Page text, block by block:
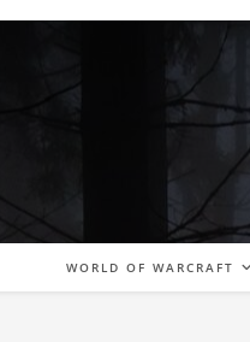
WORLD OF WARCRAFT